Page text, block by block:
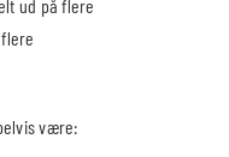
ud på flere
være: